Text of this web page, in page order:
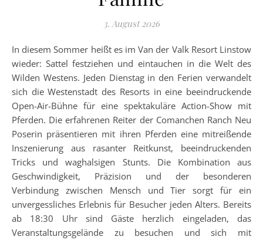
3. August 2026
In diesem Sommer heißt es im Van der Valk Resort Linstow
wieder: Sattel festziehen und eintauchen in die Welt des
Wilden Westens. Jeden Dienstag in den Ferien verwandelt
sich die Westenstadt des Resorts in eine beeindruckende
Open-Air-Bühne für eine spektakuläre Action-Show mit
Pferden. Die erfahrenen Reiter der Comanchen Ranch Neu
Poserin präsentieren mit ihren Pferden eine mitreißende
Inszenierung aus rasanter Reitkunst, beeindruckenden
Tricks und waghalsigen Stunts. Die Kombination aus
Geschwindigkeit, Präzision und der besonderen
Verbindung zwischen Mensch und Tier sorgt für ein
unvergessliches Erlebnis für Besucher jeden Alters. Bereits
ab 18:30 Uhr sind Gäste herzlich eingeladen, das
Veranstaltungsgelände zu besuchen und sich mit